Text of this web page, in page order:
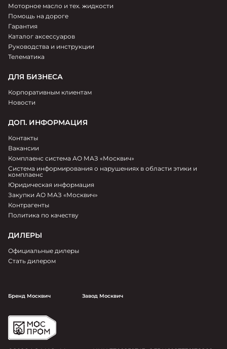
Моторное масло и тех. жидкости
Помощь на дороге
Гарантия
Каталог аксессуаров
Руководства и инструкции
Телематика
ДЛЯ БИЗНЕСА
Корпоративным клиентам
Новости
ДОП. ИНФОРМАЦИЯ
Контакты
Вакансии
Комплаенс система АО МАЗ «Москвич»
Система информирования о нарушениях в области этики и
комплаенс
Юридическая информация
Закупки АО МАЗ «Москвич»
Контрагенты
Политика по качеству
ДИЛЕРЫ
Официальные дилеры
Стать дилером
Бренд Москвич Завод Москвич